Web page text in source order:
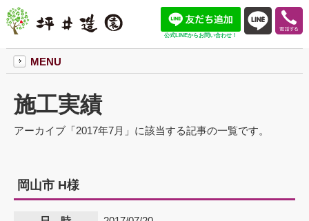
公式LINEからお問い合わせ！
MENU
施工実績
アーカイブ「2017年7月」に該当する記事の一覧です。
岡山市 H様